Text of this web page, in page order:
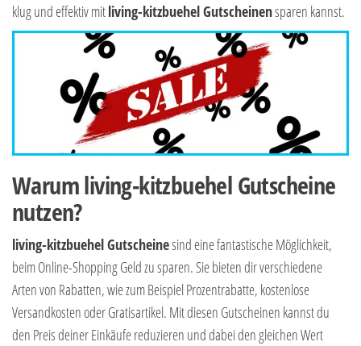
klug und effektiv mitliving-kitzbuehel Gutscheinensparen kannst.
Warum living-kitzbuehel Gutscheine
nutzen?
living-kitzbuehel Gutscheinesind eine fantastische Möglichkeit,
beim Online-Shopping Geld zu sparen. Sie bieten dir verschiedene
Arten von Rabatten, wie zum Beispiel Prozentrabatte, kostenlose
Versandkosten oder Gratisartikel. Mit diesen Gutscheinen kannst du
den Preis deiner Einkäufe reduzieren und dabei den gleichen Wert